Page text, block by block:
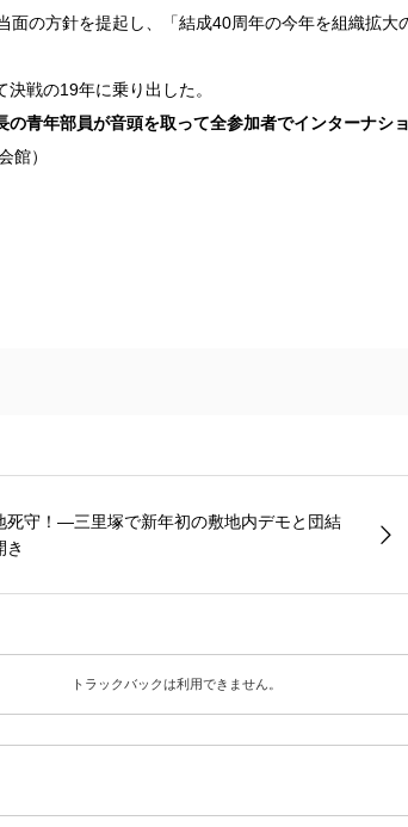
の方針を提起し、「結成40周年の今年を組織拡大
戦の19年に乗り出した。
青年部員が音頭を取って全参加者でインターナシ
館）
死守！―三里塚で新年初の敷地内デモと団結
き
トラックバックは利用できません。